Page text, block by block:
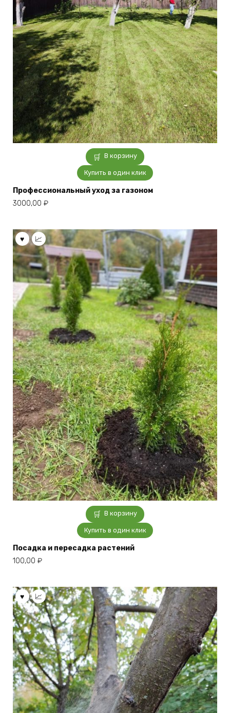
В корзину
Купить в один клик
Профессиональный уход за газоном
3000,00 ₽
В корзину
Купить в один клик
Посадка и пересадка растений
100,00 ₽